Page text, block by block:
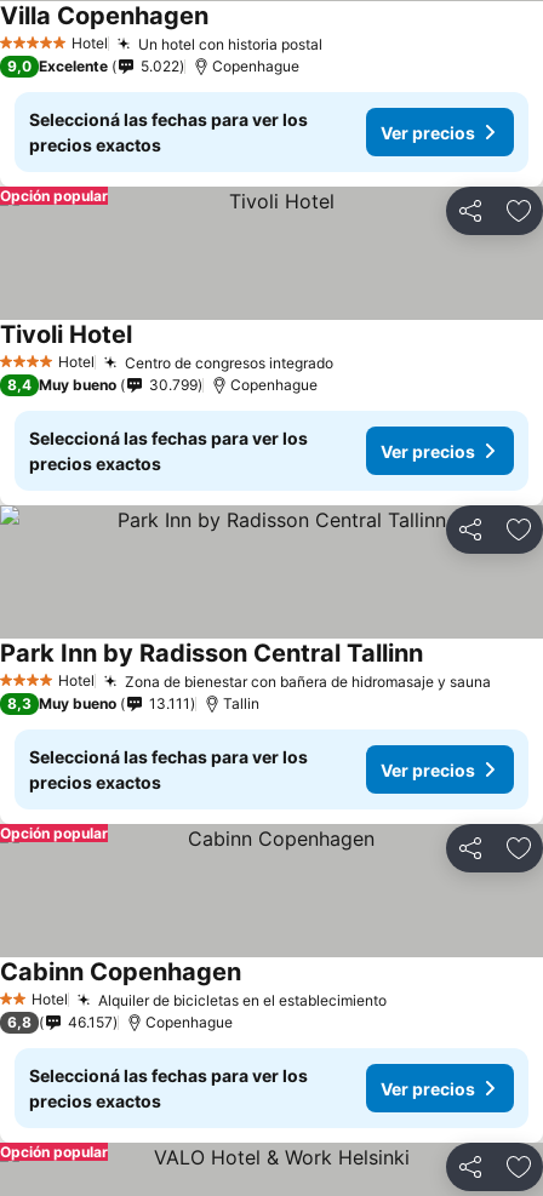
5 Estrellas Hotel Un hotel con historia postal
Villa Copenhagen
9,0 Excelente 5.022 Copenhague
Seleccioná las fechas para ver los
precios exactos
Ver precios
Compartir
Opción popular
4 EstrellasHotel Centro de congresos integrado
Tivoli Hotel
8,4 Muy bueno 30.799 Copenhague
Seleccioná las fechas para ver los
precios exactos
Ver precios
Compartir
4 EstrellasHotel Zona de bienestar con bañera de hidromasaje y sauna
Park Inn by Radisson Central Tallinn
8,3 Muy bueno 13.111 Tallin
Seleccioná las fechas para ver los
precios exactos
Ver precios
Compartir
Opción popular
2 Estrellas
Hotel Alquiler de bicicletas en el establecimiento
Cabinn Copenhagen
6,8 46.157 Copenhague
Seleccioná las fechas para ver los
precios exactos
Ver precios
Compartir
Opción popular